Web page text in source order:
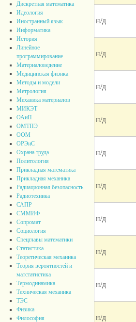
Дискретная математика
Идеология
Иностранный язык
Информатика
История
Линейное
программирование
Материаловедение
Медицинская физика
Методы и модели
Метрология
Механика материалов
МИКЭТ
ОАиП
ОМТПЭ
ООМ
ОРЭиС
Охрана труда
Политология
Прикладная математика
Прикладная механика
Радиационная безопасность
Радиотехника
САПР
СММИФ
Сопромат
Социология
Спецглавы математики
Статистика
Теоретическая механика
Теория вероятностей и
матстатистика
Термодинамика
Техническая механика
ТЭС
Физика
Философия
н/д
н/д
н/д
н/д
н/д
н/д
н/д
н/д
н/д
н/д